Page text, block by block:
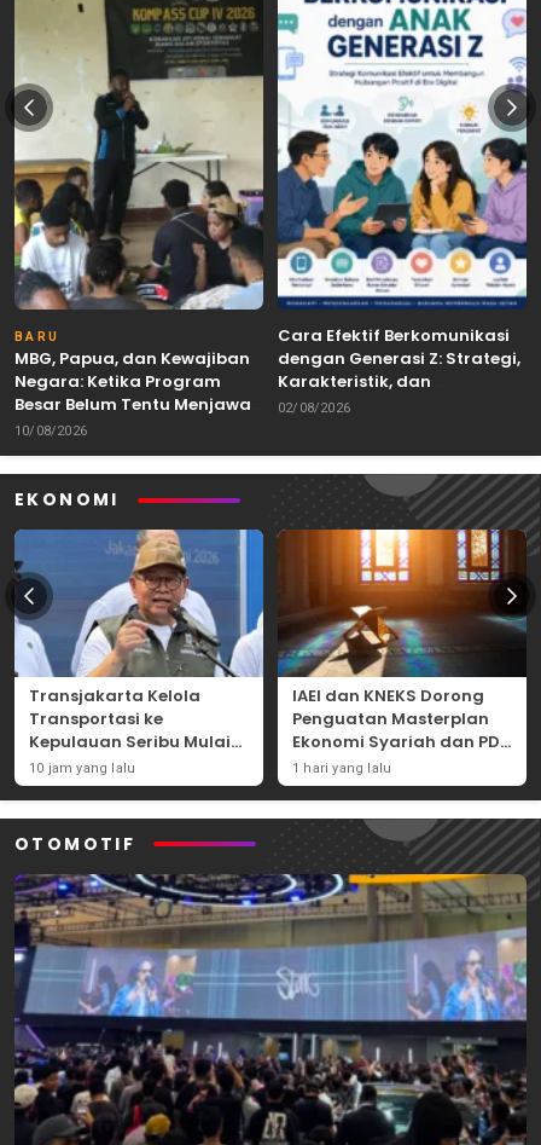
BARU
MBG, Papua, dan Kewajiban
Negara: Ketika Program
Besar Belum Tentu Menjawab
Kebutuhan Rakyat
10/08/2026
Cara Efektif Berkomunikasi
dengan Generasi Z: Strategi,
Karakteristik, dan
Tantangannya
02/08/2026
EKONOMI
Transjakarta Kelola
Transportasi ke
Kepulauan Seribu Mulai
2027, Pramono: Lebih
Mudah dan Efisien
10 jam yang lalu
IAEI dan KNEKS Dorong
Penguatan Masterplan
Ekonomi Syariah dan PDB
Syariah Indonesia
1 hari yang lalu
OTOMOTIF